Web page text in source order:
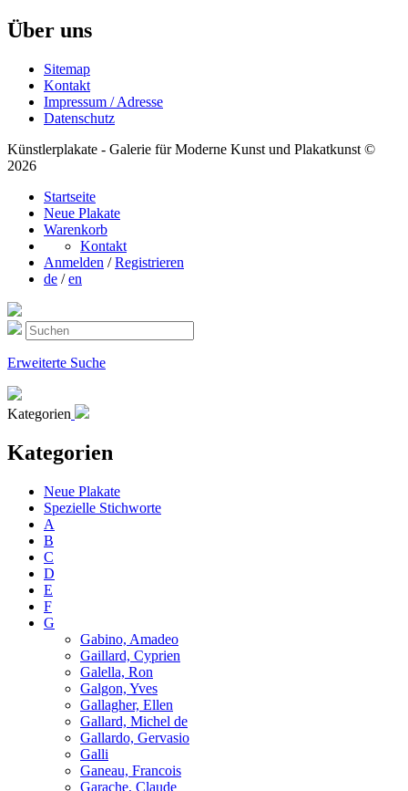
Über uns
Sitemap
Kontakt
Impressum / Adresse
Datenschutz
Künstlerplakate - Galerie für Moderne Kunst und Plakatkunst ©
2026
Startseite
Neue Plakate
Warenkorb
Kontakt
Anmelden / Registrieren
de /en
Erweiterte Suche
Kategorien
Kategorien
Neue Plakate
Spezielle Stichworte
A
B
C
D
E
F
G
Gabino, Amadeo
Gaillard, Cyprien
Galella, Ron
Galgon, Yves
Gallagher, Ellen
Gallard, Michel de
Gallardo, Gervasio
Galli
Ganeau, Francois
Garache, Claude